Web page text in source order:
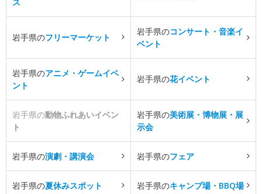
岩手県のフリーマーケット
岩手県のコンサート・音楽イ
ベント
岩手県のアニメ・ゲームイベ
ント
岩手県の花イベント
岩手県の動物ふれあいイベン
ト
岩手県の美術展・博物展・展
示会
岩手県の演劇・講演会 岩手県のフェア
岩手県の夏休みスポット 岩手県のキャンプ場・BBQ場